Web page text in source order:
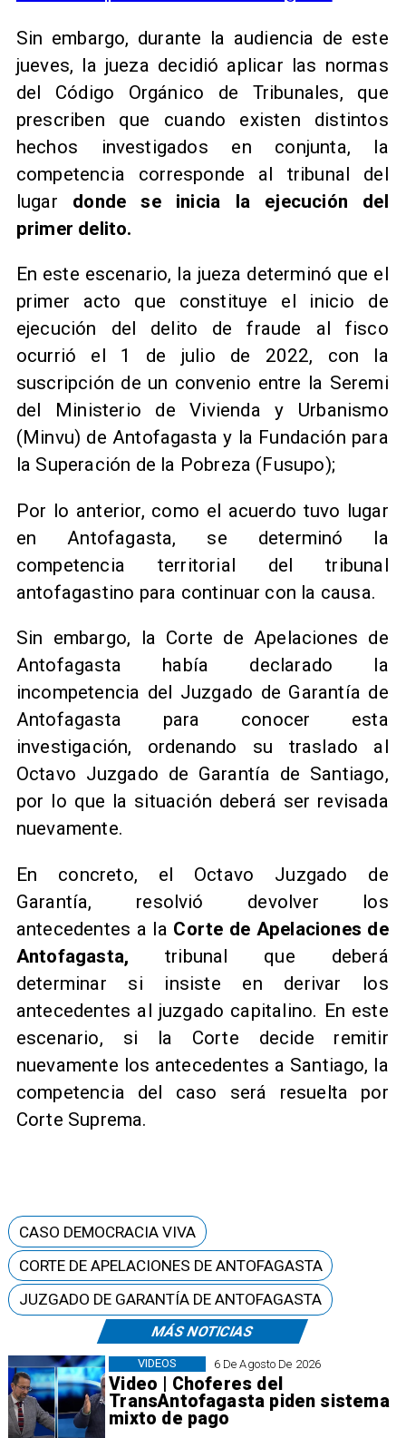
Sin embargo, durante la audiencia de este
jueves, la jueza decidió aplicar las normas
del Código Orgánico de Tribunales, que
prescriben que cuando existen distintos
hechos investigados en conjunta, la
competencia corresponde al tribunal del
lugar donde se inicia la ejecución del
primer delito.
En este escenario, la jueza determinó que el
primer acto que constituye el inicio de
ejecución del delito de fraude al fisco
ocurrió el 1 de julio de 2022, con la
suscripción de un convenio entre la Seremi
del Ministerio de Vivienda y Urbanismo
(Minvu) de Antofagasta y la Fundación para
la Superación de la Pobreza (Fusupo);
Por lo anterior, como el acuerdo tuvo lugar
en Antofagasta, se determinó la
competencia territorial del tribunal
antofagastino para continuar con la causa.
Sin embargo, la Corte de Apelaciones de
Antofagasta había declarado la
incompetencia del Juzgado de Garantía de
Antofagasta para conocer esta
investigación, ordenando su traslado al
Octavo Juzgado de Garantía de Santiago,
por lo que la situación deberá ser revisada
nuevamente.
En concreto, el Octavo Juzgado de
Garantía, resolvió devolver los
antecedentes a la Corte de Apelaciones de
Antofagasta, tribunal que deberá
determinar si insiste en derivar los
antecedentes al juzgado capitalino. En este
escenario, si la Corte decide remitir
nuevamente los antecedentes a Santiago, la
competencia del caso será resuelta por
Corte Suprema.
MÁS NOTICIAS
6 De Agosto De 2026
Video | Choferes del
TransAntofagasta piden sistema
mixto de pago
VIDEOS
CASO DEMOCRACIA VIVA
CORTE DE APELACIONES DE ANTOFAGASTA
JUZGADO DE GARANTÍA DE ANTOFAGASTA